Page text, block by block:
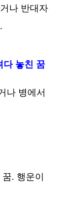
나 반대자
다 놓친 꿈
나 병에서
. 행운이